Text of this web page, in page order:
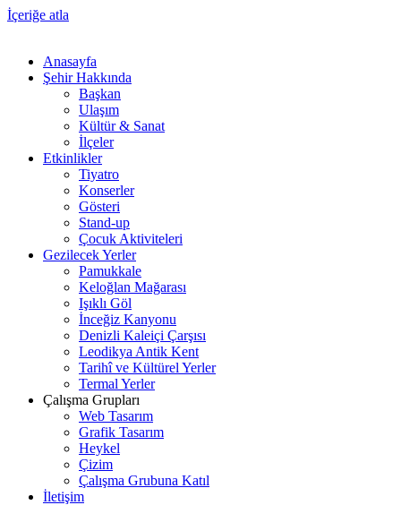
İçeriğe atla
Anasayfa
Şehir Hakkında
Başkan
Ulaşım
Kültür & Sanat
İlçeler
Etkinlikler
Tiyatro
Konserler
Gösteri
Stand-up
Çocuk Aktiviteleri
Gezilecek Yerler
Pamukkale
Keloğlan Mağarası
Işıklı Göl
İnceğiz Kanyonu
Denizli Kaleiçi Çarşısı
Leodikya Antik Kent
Tarihî ve Kültürel Yerler
Termal Yerler
Çalışma Grupları
Web Tasarım
Grafik Tasarım
Heykel
Çizim
Çalışma Grubuna Katıl
İletişim